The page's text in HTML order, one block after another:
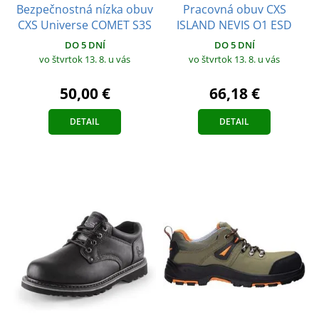
Bezpečnostná nízka obuv
CXS Universe COMET S3S
DO 5 DNÍ
vo štvrtok 13. 8. u vás
50,00 €
DETAIL
Pracovná obuv CXS
ISLAND NEVIS O1 ESD
DO 5 DNÍ
vo štvrtok 13. 8. u vás
66,18 €
DETAIL